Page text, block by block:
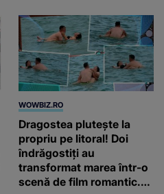
WOWBIZ.RO
Dragostea plutește la
propriu pe litoral! Doi
îndrăgostiți au
transformat marea într-o
scenă de film romantic.